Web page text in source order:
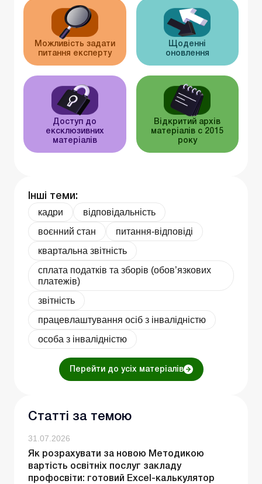
Можливість задати
питання експерту
Щоденні
оновлення
Доступ до
ексклюзивних
матеріалів
Відкритий архів
матеріалів c 2015
року
Інші теми:
кадри
відповідальність
воєнний стан
питання-відповіді
квартальна звітність
сплата податків та зборів (обов’язкових
платежів)
звітність
працевлаштування осіб з інвалідністю
особа з інвалідністю
Перейти до усіх матеріалів
Статті за темою
31.07.2026
Як розрахувати за новою Методикою
вартість освітніх послуг закладу
профосвіти: готовий Excel-калькулятор